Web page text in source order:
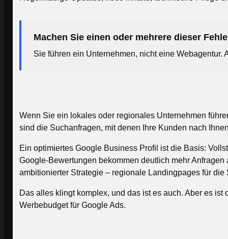
Machen Sie einen oder mehrere dieser
Sie führen ein Unternehmen, nicht eine
Wenn Sie ein lokales oder regionales Unternehmen
sind die Suchanfragen, mit denen Ihre Kunden nach
Ein optimiertes Google Business Profil ist die Basis:
Google-Bewertungen bekommen deutlich mehr
ambitionierter Strategie – regionale Landingpages für
Das alles klingt komplex, und das ist es auch. Aber es
Werbebudget für Google Ads.